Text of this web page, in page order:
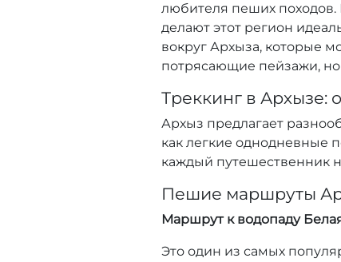
любителя пеших походов.
делают этот регион
вокруг Архыза, которые
потрясающие пейзажи,
Треккинг в Архызе:
Архыз предлагает
как легкие однодневные
каждый путешественник
Пешие маршруты
Маршрут к водопаду
Это один из самых